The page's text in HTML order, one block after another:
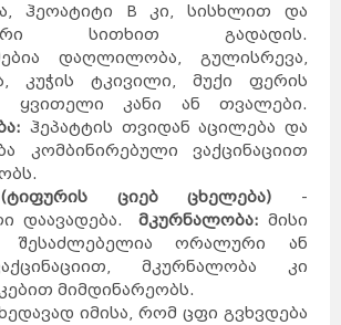
ჰეოატიტი B კი, სისხლით და
სითხით გადადის.
დაღლილობა, გულისრევა,
კუჭის ტკივილი, მუქი ფერის
ყვითელი კანი ან თვალები.
ჰეპატტის თვიდან აცილება და
კომბინირებული ვაქცინაციით
ციებ ცხელება) -
დაავადება. მკურნალობა:მისი
შესაძლებელია ორალური ან
მკურნალობა კი
მიმდინარეობს.
იმისა, რომ ცფი გვხვდება